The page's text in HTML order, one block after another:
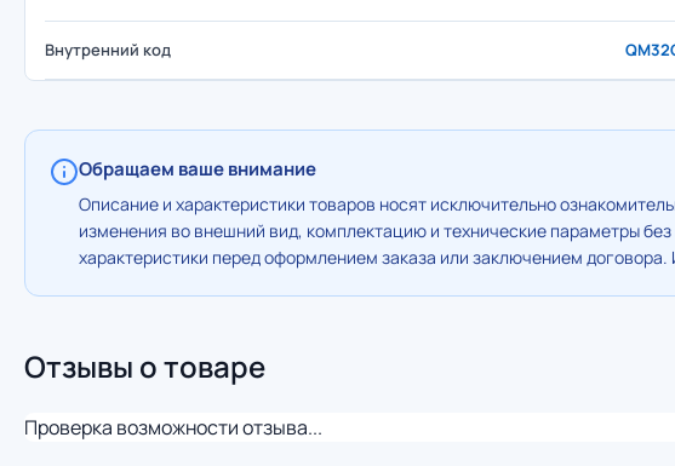
Внутренний код
Обращаем ваше внимание
Описание и характеристики товаров носят исключительно
изменения во внешний вид, комплектацию и технические параметры
характеристики перед оформлением заказа или заключением
Отзывы о товаре
Проверка возможности отзыва...